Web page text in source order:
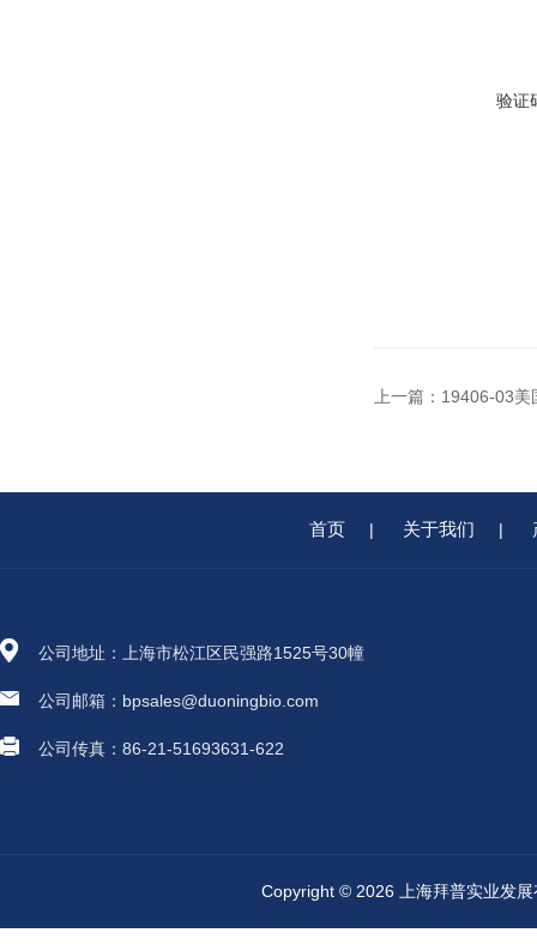
验证
上一篇： 19406-03美
首页 | 关于我们 |
公司地址：上海市松江区民强路1525号30幢
公司邮箱：bpsales@duoningbio.com
公司传真：86-21-51693631-622
Copyright © 2026 上海拜普实业发